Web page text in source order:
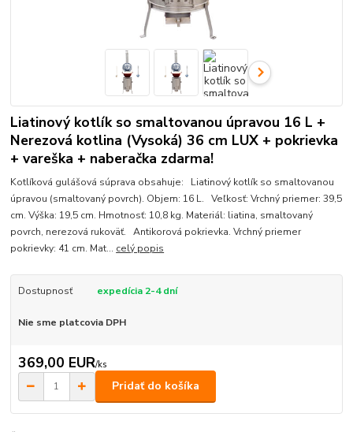
Liatinový kotlík so smaltovanou úpravou 16 L +
Nerezová kotlina (Vysoká) 36 cm LUX + pokrievka
+ vareška + naberačka zdarma!
Kotlíková gulášová súprava obsahuje: Liatinový kotlík so smaltovanou
úpravou (smaltovaný povrch). Objem: 16 L. Veľkosť: Vrchný priemer: 39,5
cm. Výška: 19,5 cm. Hmotnosť: 10,8 kg. Materiál: liatina, smaltovaný
povrch, nerezová rukoväť. Antikorová pokrievka. Vrchný priemer
pokrievky: 41 cm. Mat... celý popis
Dostupnosť expedícia 2-4 dní
Nie sme platcovia DPH
369,00 EUR/ks
Pridať do košíka